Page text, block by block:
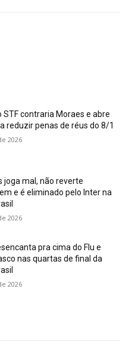
STF contraria Moraes e abre
reduzir penas de réus do 8/1
2026
joga mal, não reverte
e é eliminado pelo Inter na
2026
pra cima do Flu e
nas quartas de final da
2026